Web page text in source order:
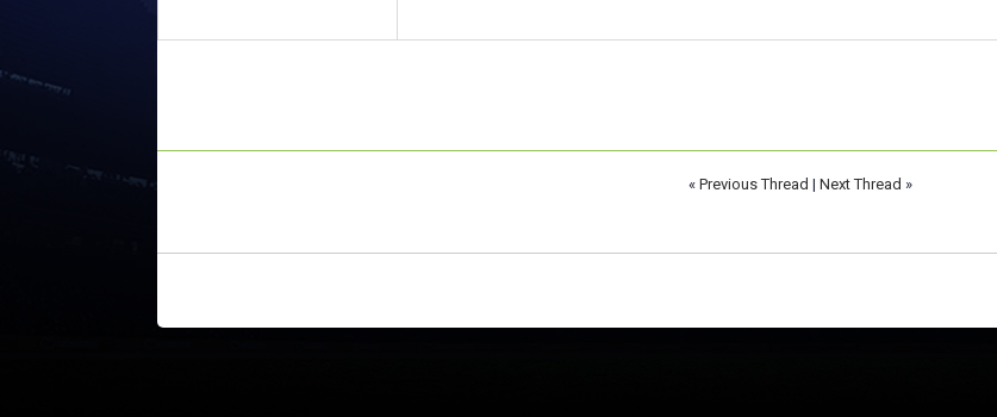
« Previous Thread | Next Thread »